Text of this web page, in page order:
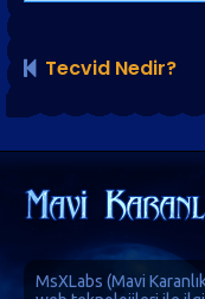
Tecvid Nedir?
MsXLabs (Mavi